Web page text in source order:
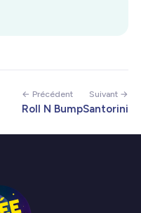
← Précédent
Roll N Bump
Suivant →
Santorini